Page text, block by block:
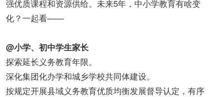
强优质课程和资源供给。未来5年，中小学教育有啥变
化？一起看——
@小学、初中学生家长
探索延长义务教育年限。
深化集团化办学和城乡学校共同体建设。
按规定开展县域义务教育优质均衡发展督导认定，有序